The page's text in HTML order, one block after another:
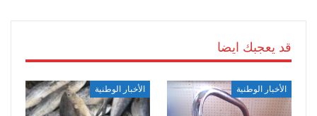
قد يعجبك ايضا
الأخبار الوطنية الأخبار الوطنية